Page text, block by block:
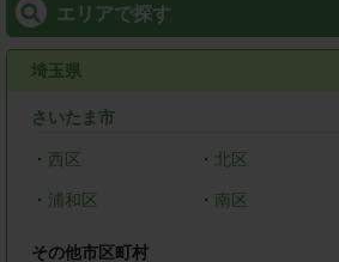
エリアで探す
埼玉県
さいたま市
・ 西区 ・ 北区
・ 浦和区 ・ 南区
その他市区町村